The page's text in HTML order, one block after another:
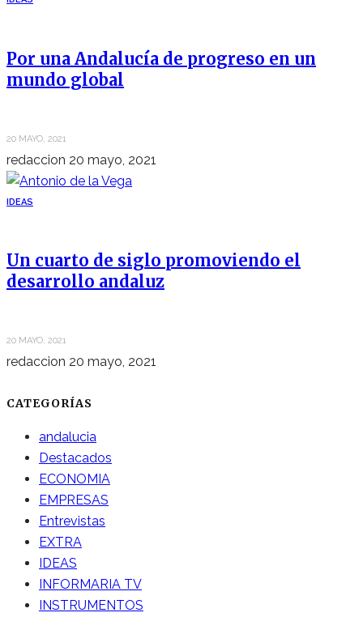
Por una Andalucía de progreso en un
mundo global
20 MAYO, 2021
redaccion 20 mayo, 2021
IDEAS
Un cuarto de siglo promoviendo el
desarrollo andaluz
20 MAYO, 2021
redaccion 20 mayo, 2021
CATEGORÍAS
andalucia
Destacados
ECONOMIA
EMPRESAS
Entrevistas
EXTRA
IDEAS
INFORMARIA TV
INSTRUMENTOS